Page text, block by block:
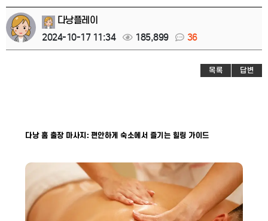
다낭플레이
2024-10-17 11:34
185,899 36
목록 답변
다낭 홈 출장 마사지: 편안하게 숙소에서 즐기는 힐링 가이드